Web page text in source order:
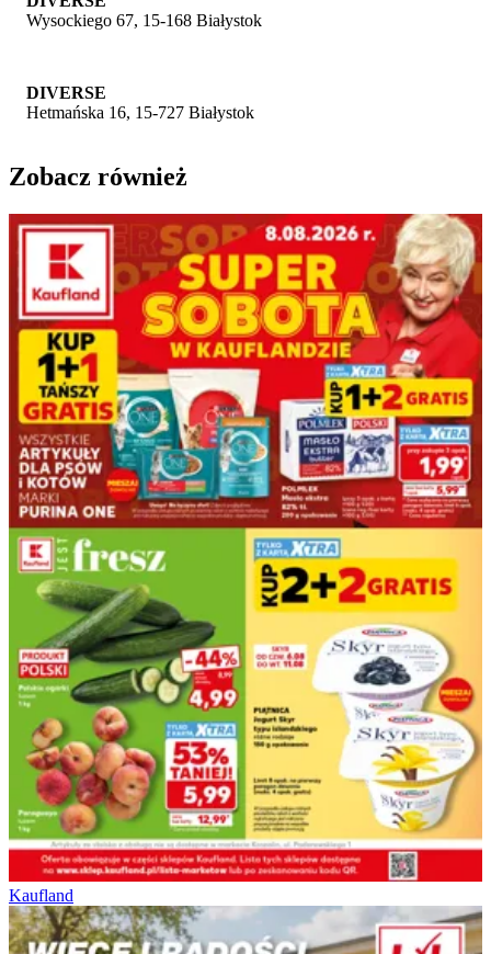
Wysockiego 67, 15-168 Białystok
DIVERSE
Hetmańska 16, 15-727 Białystok
Zobacz również
Kaufland